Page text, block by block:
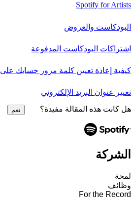
Spotify for Artists
البودكاست والعروض
اشتراكات البودكاست المدفوعة
كيفية إعادة تعيين كلمة مرور حسابك على Spotify أو تغييرها
تغيير عنوان البريد الإلكتروني
هل كانت هذه المقالة مفيدة؟ نعم
الشركة
لمحة
وظائف
For the Record